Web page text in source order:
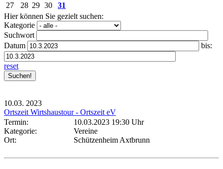
27
28 29 30
31
Hier können Sie gezielt suchen:
Kategorie
Suchwort
Datum
bis:
reset
10.03. 2023
Ortszeit Wirtshaustour - Ortszeit eV
Termin:
10.03.2023 19:30 Uhr
Kategorie:
Vereine
Ort:
Schützenheim Axtbrunn